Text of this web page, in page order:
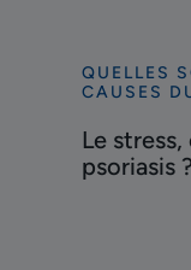
Découvrir
stress,
cause
QUELLES
CAUSES
Le stress,
psoriasis ?